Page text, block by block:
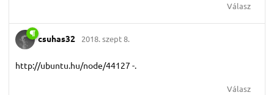
Válasz
csuhas32 2018. szept 8.
http://ubuntu.hu/node/44127 -.
Válasz